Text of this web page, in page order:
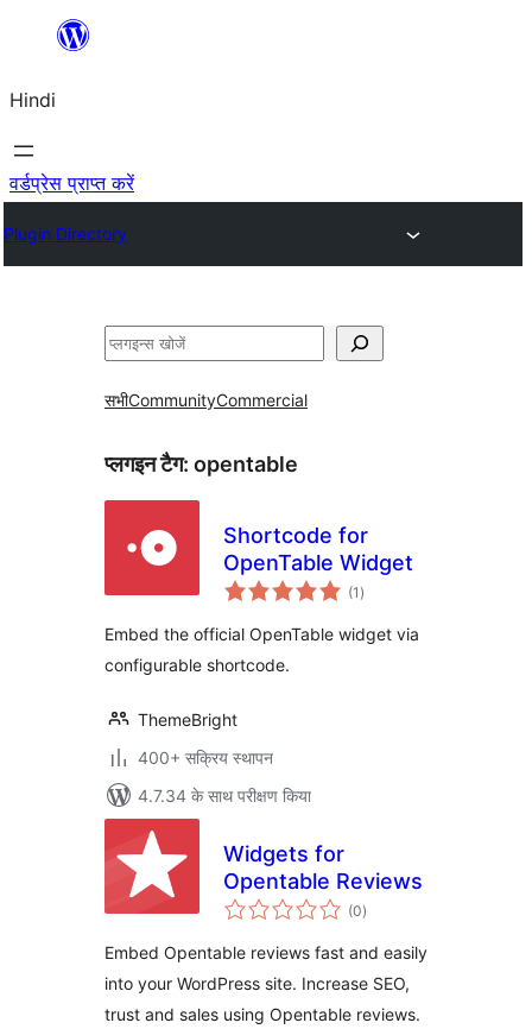
सामग्री
जाएं
Hindi
वर्डप्रेस प्राप्त करें
Plugin Directory
खोजें
सभीCommunityCommercial
प्लगइन टैग: opentable
Shortcode for
OpenTable Widget
(1 कुल
दर)
Embed the official OpenTable widget via
configurable shortcode.
ThemeBright
400+ सक्रिय स्थापन
4.7.34 के साथ परीक्षण किया
Widgets for
Opentable Reviews
(0कुल
दर)
Embed Opentable reviews fast and easily
into your WordPress site. Increase SEO,
trust and sales using Opentable reviews.